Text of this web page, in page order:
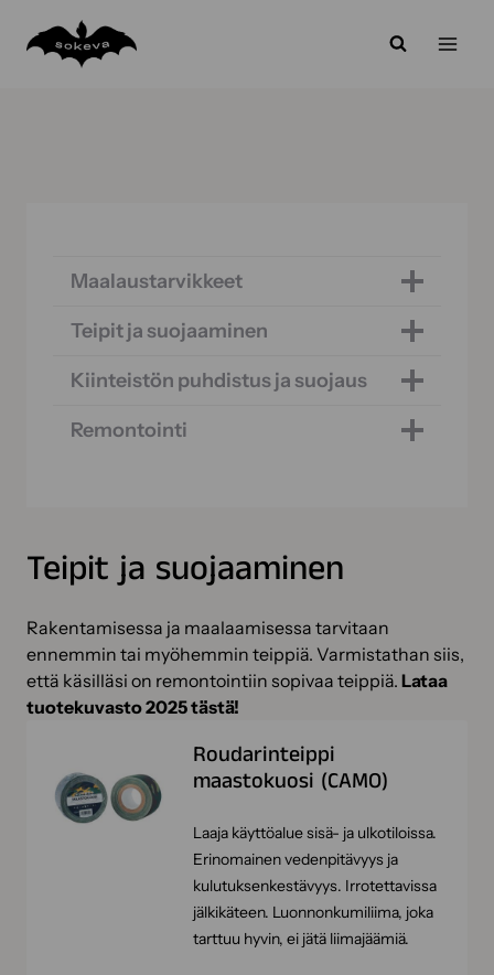
sisältöön
Maalaustarvikkeet
Teipit ja suojaaminen
Kiinteistön puhdistus ja suojaus
Remontointi
Teipit ja suojaaminen
Rakentamisessa ja maalaamisessa tarvitaan
ennemmin tai myöhemmin teippiä. Varmistathan siis,
että käsilläsi on remontointiin sopivaa teippiä. Lataa
tuotekuvasto 2025 tästä!
Roudarinteippi
maastokuosi (CAMO)
Laaja käyttöalue sisä- ja ulkotiloissa.
Erinomainen vedenpitävyys ja
kulutuksenkestävyys. Irrotettavissa
jälkikäteen. Luonnonkumiliima, joka
tarttuu hyvin, ei jätä liimajäämiä.